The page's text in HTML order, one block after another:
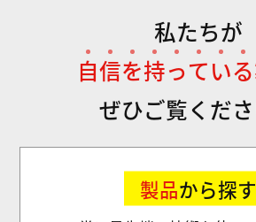
私たちが
自信を持っている
ぜひご覧くださ
製品から探す